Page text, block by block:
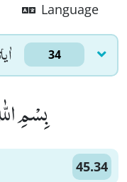
Language
34
بِسْمِ
45.34